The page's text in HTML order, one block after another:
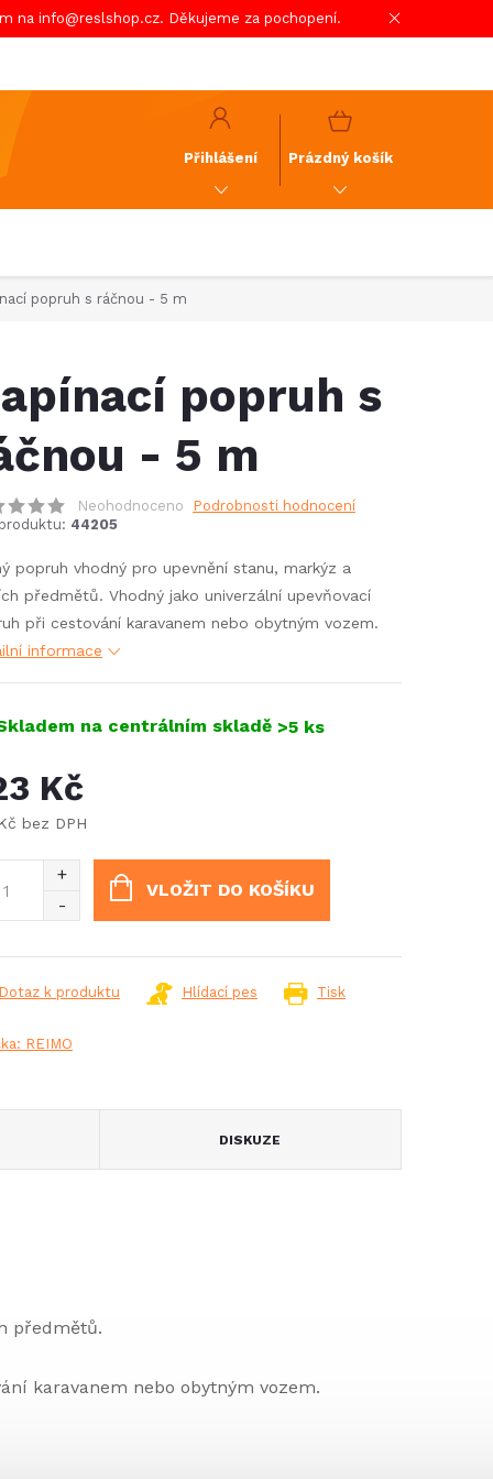
na info@reslshop.cz. Děkujeme za pochopení.
Přihlášení
NÁKUPNÍ
Prázdný košík
popruh s ráčnou - 5 m
popruh s
- 5 m
Neohodnoceno
Podrobnosti hodnocení
44205
popruh vhodný pro upevnění stanu, markýz a
předmětů. Vhodný jako univerzální upevňovací
při cestování karavanem nebo obytným vozem.
informace
na centrálním skladě >5 ks
Kč
bez DPH
VLOŽIT DO KOŠÍKU
Tisk
k produktu Hlídací pes
REIMO
DISKUZE
předmětů.
karavanem nebo obytným vozem.